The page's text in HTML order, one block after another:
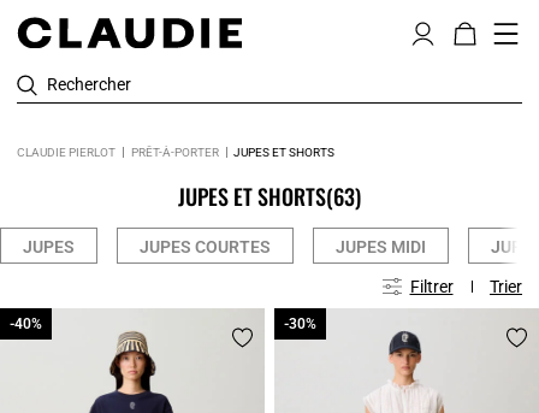
Rechercher
CLAUDIE PIERLOT PRÊT-À-PORTER JUPES ET SHORTS
JUPES ET SHORTS(63)
JUPES JUPES COURTES JUPES MIDI
Filtrer Trier
-40%
-40% -30%
-30%